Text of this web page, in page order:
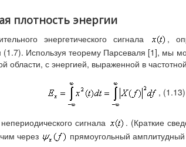
плотность энергии
энергетического сигнала
,
Используя теорему Парсеваля [1], мы
области, с энергией, выраженной в
, (1.13)
сигнала
. (Краткие
через
прямоугольный